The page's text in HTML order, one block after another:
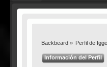
Backbeard» Perfil de
Información del Perfil